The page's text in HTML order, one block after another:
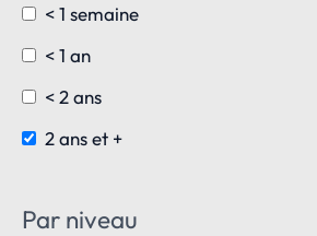
< 1 semaine
< 1 an
< 2 ans
2 ans et +
Par niveau